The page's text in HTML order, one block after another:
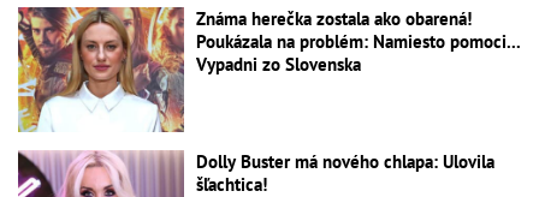
Známa herečka zostala ako obarená!
Poukázala na problém: Namiesto pomoci...
Vypadni zo Slovenska
Dolly Buster má nového chlapa: Ulovila
šľachtica!